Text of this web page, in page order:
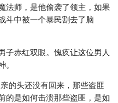
法师，是他偷袭了领主，如果
斗中被一个暴民割去了脑
子赤红双眼。愧疚让这位男人
的头还没有回来，那些盗匪
的是如何击溃那些盗匪，是如